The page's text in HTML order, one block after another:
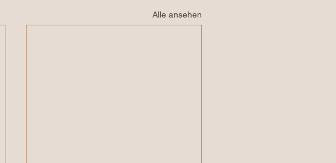
Alle ansehen